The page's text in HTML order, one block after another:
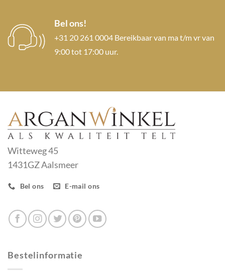
Bel ons!
+31 20 261 0004 Bereikbaar van ma t/m vr van
9:00 tot 17:00 uur.
Witteweg 45
1431GZ Aalsmeer
Bel ons E-mail ons
Bestelinformatie